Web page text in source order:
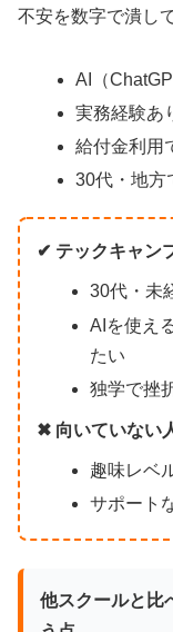
不安を数字で潰し
AI（
実務経験あ
給付金利用
30代・地方
✔ テックキャン
30代・未
AIを使え
たい
独学で挫
✖ 向いていない
趣味レベ
サポート
他スクールと比